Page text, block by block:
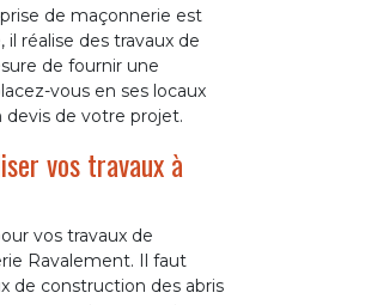
de maçonnerie est
réalise des travaux de
de fournir une
vous en ses locaux
de votre projet.
vos travaux à
vos travaux de
Ravalement. Il faut
de construction des abris